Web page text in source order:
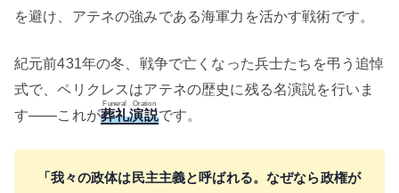
を避け、アテネの強みである海軍力を活かす戦術です。
紀元前431年の冬、戦争で亡くなった兵士たちを弔う追悼
式で、ペリクレスはアテネの歴史に残る名演説を行いま
す——これが葬礼演説
Funeral Oration
です。
「我々の政体は民主主義と呼ばれる。なぜなら政権が